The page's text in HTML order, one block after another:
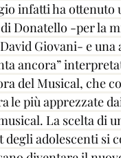
infatti ha ottenuto
Donatello -per la
Giovani- e
ancora”
del Musical, che
le più apprezzate
La scelta di
adolescenti si